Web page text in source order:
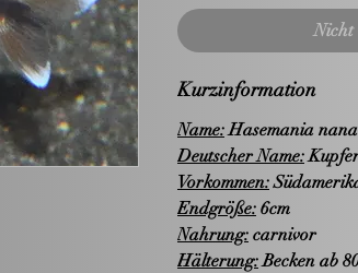
Nicht
Kurzinformation
Name:Hasemania nana
Deutscher Name:
Vorkommen:
Endgröße: 6cm
Nahrung: carnivor
Hälterung:Becken ab